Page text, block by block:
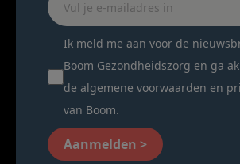
Ik meld me aan voor de
Boom Gezondheidszorg en ga
de algemene voorwaarden en
van Boom.
Aanmelden >